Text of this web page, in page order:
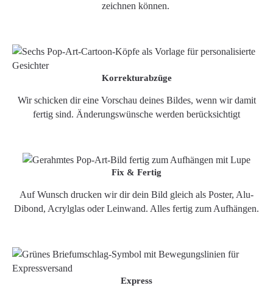
zeichnen können.
Korrekturabzüge
Wir schicken dir eine Vorschau deines Bildes, wenn wir damit
fertig sind. Änderungswünsche werden berücksichtigt
Fix & Fertig
Auf Wunsch drucken wir dir dein Bild gleich als Poster, Alu-
Dibond, Acrylglas oder Leinwand. Alles fertig zum Aufhängen.
Express